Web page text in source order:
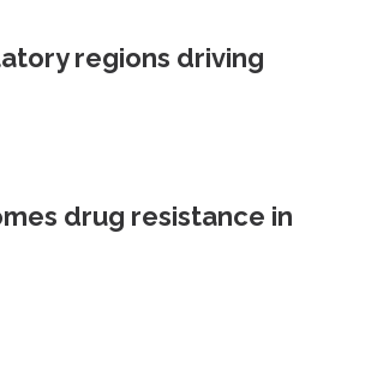
regions driving
drug resistance in